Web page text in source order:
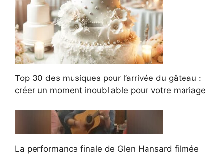
Top 30 des musiques pour l’arrivée du gâteau :
créer un moment inoubliable pour votre mariage
La performance finale de Glen Hansard filmée